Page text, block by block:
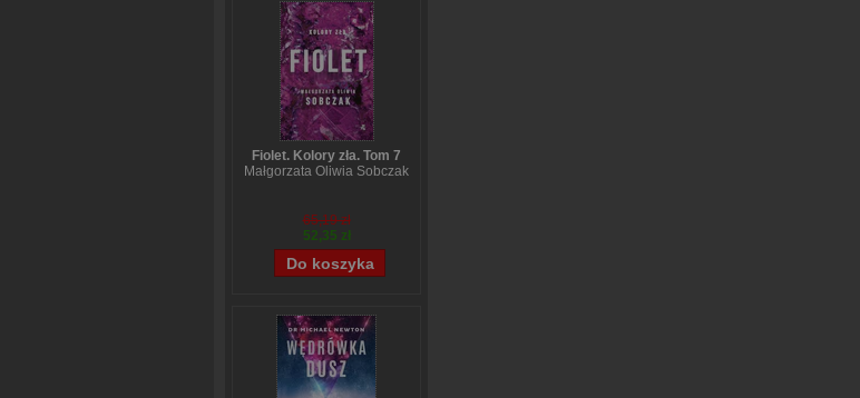
Fiolet. Kolory zła. Tom 7
Małgorzata Oliwia Sobczak
65,19 zł
52,35 zł